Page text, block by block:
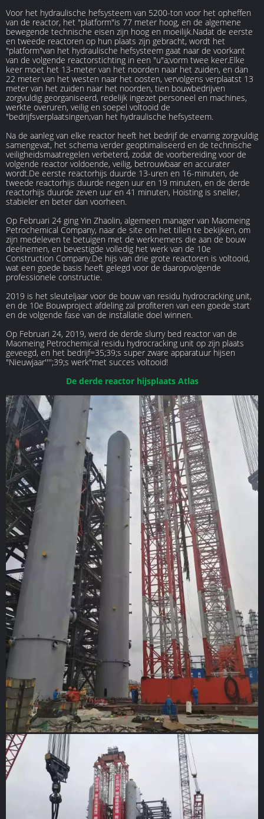
Voor het hydraulische hefsysteem van 5200-ton voor het opheffen
van de reactor, het "platform"is 77 meter hoog, en de algemene
bewegende technische eisen zijn hoog en moeilijk.Nadat de eerste
en tweede reactoren op hun plaats zijn gebracht, wordt het
"platform"van het hydraulische hefsysteem gaat naar de voorkant
van de volgende reactorstichting in een "u"a;vorm twee keer.Elke
keer moet het 13-meter van het noorden naar het zuiden, en dan
22 meter van het westen naar het oosten, vervolgens verplaatst 13
meter van het zuiden naar het noorden, tien bouwbedrijven
zorgvuldig georganiseerd, redelijk ingezet personeel en machines,
werkte overuren, veilig en soepel voltooid de
"bedrijfsverplaatsingen;van het hydraulische hefsysteem.
Na de aanleg van elke reactor heeft het bedrijf de ervaring zorgvuldig
samengevat, het schema verder geoptimaliseerd en de technische
veiligheidsmaatregelen verbeterd, zodat de voorbereiding voor de
volgende reactor voldoende, veilig, betrouwbaar en accurater
wordt.De eerste reactorhijs duurde 13-uren en 16-minuten, de
tweede reactorhijs duurde negen uur en 19 minuten, en de derde
reactorhijs duurde zeven uur en 41 minuten, Hoisting is sneller,
stabieler en beter dan voorheen.
Op Februari 24 ging Yin Zhaolin, algemeen manager van Maomeing
Petrochemical Company, naar de site om het tillen te bekijken, om
zijn medeleven te betuigen met de werknemers die aan de bouw
deelnemen, en bevestigde volledig het werk van de 10e
Construction Company.De hijs van drie grote reactoren is voltooid,
wat een goede basis heeft gelegd voor de daaropvolgende
professionele constructie.
2019 is het sleuteljaar voor de bouw van residu hydrocracking unit,
en de 10e Bouwproject afdeling zal profiteren van een goede start
en de volgende fase van de installatie doel winnen.
Op Februari 24, 2019, werd de derde slurry bed reactor van de
Maomeing Petrochemical residu hydrocracking unit op zijn plaats
geveegd, en het bedrijf=35;39;s super zware apparatuur hijsen
"Nieuwjaar'''';39;s werk"met succes voltooid!
De derde reactor hijsplaats Atlas